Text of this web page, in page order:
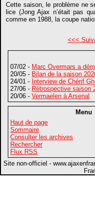
Cette saison, le problème ne
lice (Jong Ajax n’était pas
comme en 1988, la coupe
<<<
07/02 - Marc Overmars a
20/05 - Bilan de la saison
24/01 - Interview de Chérif
27/06 - Rétrospective saison
20/06 -Vermaelen à Arsenal
Menu
Haut de page
Sommaire
Consulter les archives
Rechercher
Flux RSS
Site non-officiel -